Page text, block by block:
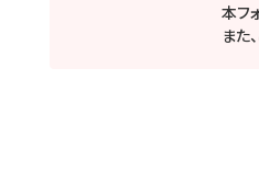
本フ
また